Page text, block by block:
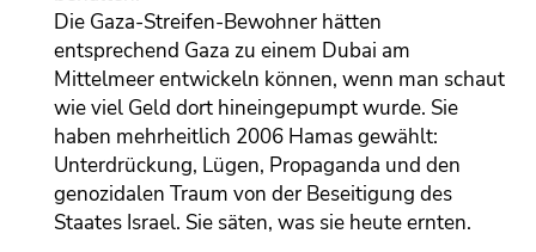
Die Gaza-Streifen-Bewohner hätten
entsprechend Gaza zu einem Dubai am
Mittelmeer entwickeln können, wenn man schaut
wie viel Geld dort hineingepumpt wurde. Sie
haben mehrheitlich 2006 Hamas gewählt:
Unterdrückung, Lügen, Propaganda und den
genozidalen Traum von der Beseitigung des
Staates Israel. Sie säten, was sie heute ernten.